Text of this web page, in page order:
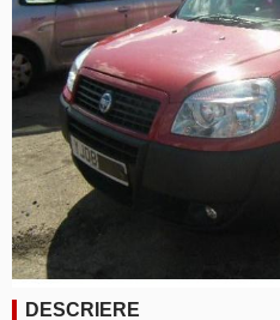
DESCRIERE